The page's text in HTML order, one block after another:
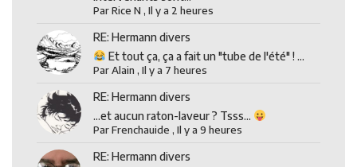
ParRice N ,Il y a 2 heures
RE: Hermann divers
Et tout ça, ça a fait un "tube de l'été" ! ...
ParAlain ,Il y a 7 heures
RE: Hermann divers
...et aucun raton-laveur ? Tsss...
ParFrenchauide ,Il y a 9 heures
RE: Hermann divers